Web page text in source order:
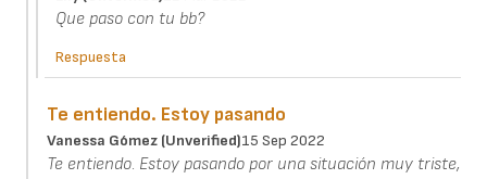
Que paso con tu bb?
Respuesta
Te entiendo. Estoy pasando
Vanessa Gómez (unverified)15 Sep 2022
Te entiendo. Estoy pasando por una situación muy triste,